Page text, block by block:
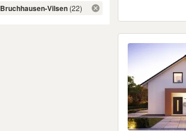
Bruchhausen-Vilsen (22)